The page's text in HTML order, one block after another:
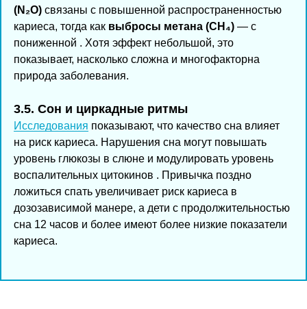
(N₂O) связаны с повышенной распространенностью
кариеса, тогда как выбросы метана (CH₄) — с
пониженной . Хотя эффект небольшой, это
показывает, насколько сложна и многофакторна
природа заболевания.
3.5. Сон и циркадные ритмы
Исследования показывают, что качество сна влияет
на риск кариеса. Нарушения сна могут повышать
уровень глюкозы в слюне и модулировать уровень
воспалительных цитокинов . Привычка поздно
ложиться спать увеличивает риск кариеса в
дозозависимой манере, а дети с продолжительностью
сна 12 часов и более имеют более низкие показатели
кариеса.